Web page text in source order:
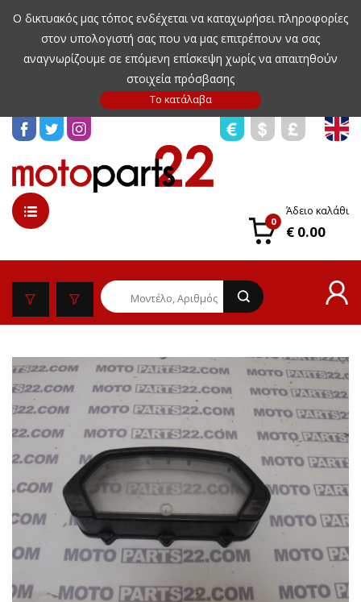
Ο δικτυακός μας τόπος ενδέχεται να καταχωρήσει πληροφορίες
στον υπολογιστή σας που να μας επιτρέπουν να σας
αναγνωρίζουμε σε επόμενη επίσκεψη χωρίς να απαιτηθούν
στοιχεία πρόσβασης
0
Άδειο καλάθι
€ 0.00